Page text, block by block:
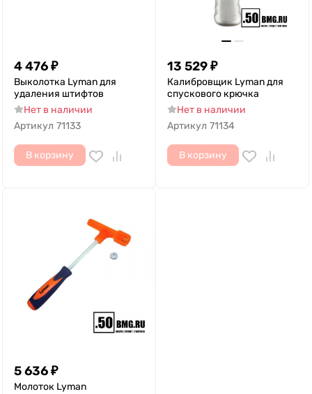
4 476₽
Выколотка Lyman для
удаления штифтов
Нет в наличии
Артикул 71133
В корзину
13 529₽
Калибровщик Lyman для
спускового крючка
Нет в наличии
Артикул 71134
В корзину
5 636₽
Молоток Lyman